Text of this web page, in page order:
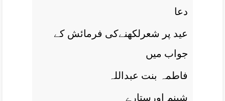
دعا
عيد پر شعرلکھنےکی فرمائش کے
جواب ميں
فاطمہ بنت عبداللہ
شبنم اورستارے